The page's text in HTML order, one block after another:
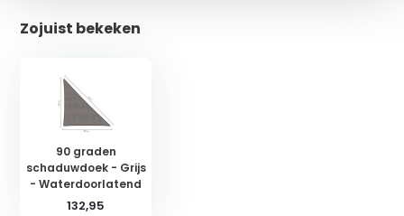
Zojuist bekeken
90 graden
schaduwdoek - Grijs
- Waterdoorlatend
132,95